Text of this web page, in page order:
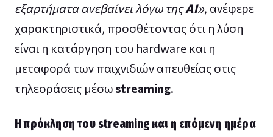
εξαρτήματα ανεβαίνει λόγω τηςAI», ανέφερε
χαρακτηριστικά, προσθέτοντας ότι η λύση
είναι η κατάργηση του hardware και η
μεταφορά των παιχνιδιών απευθείας στις
τηλεοράσεις μέσω streaming.
Η πρόκληση του streaming και η επόμενη ημέρα